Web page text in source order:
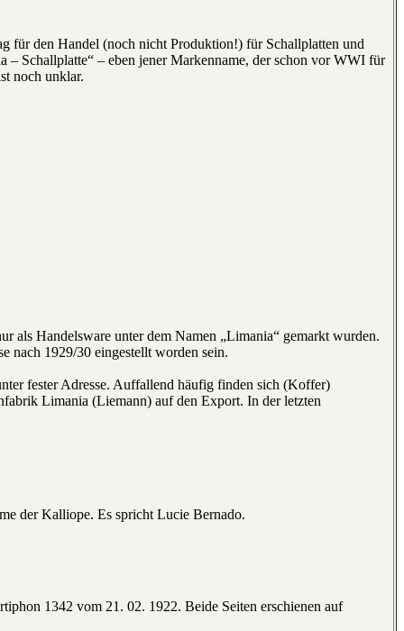
für den Handel (noch nicht Produktion!) für Schallplatten und
– Schallplatte“ – eben jener Markenname, der schon vor WWI für
noch unklar.
als Handelsware unter dem Namen „Limania“ gemarkt wurden.
nach 1929/30 eingestellt worden sein.
fester Adresse. Auffallend häufig finden sich (Koffer)
Limania (Liemann) auf den Export. In der letzten
der Kalliope. Es spricht Lucie Bernado.
1342 vom 21. 02. 1922. Beide Seiten erschienen auf